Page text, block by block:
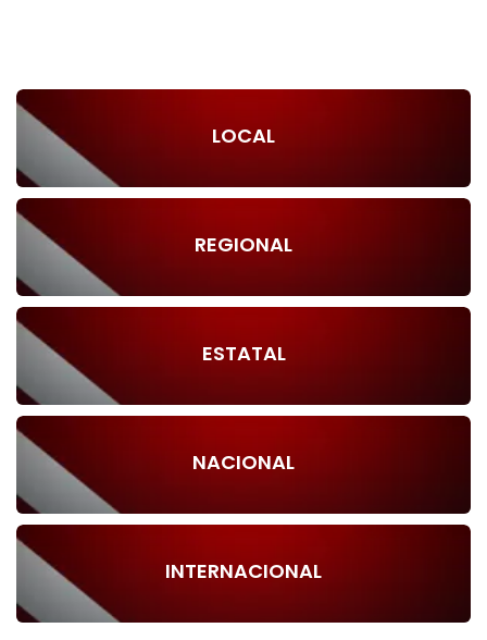
LOCAL
REGIONAL
ESTATAL
NACIONAL
INTERNACIONAL